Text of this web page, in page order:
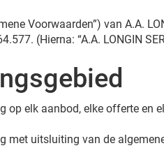
Voorwaarden”) van A.A.
(Hierna: “A.A. LONGIN
op elk aanbod, elke offerte
met uitsluiting van de